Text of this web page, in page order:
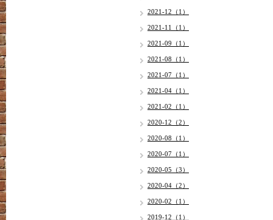
2021-12（1）
2021-11（1）
2021-09（1）
2021-08（1）
2021-07（1）
2021-04（1）
2021-02（1）
2020-12（2）
2020-08（1）
2020-07（1）
2020-05（3）
2020-04（2）
2020-02（1）
2019-12（1）